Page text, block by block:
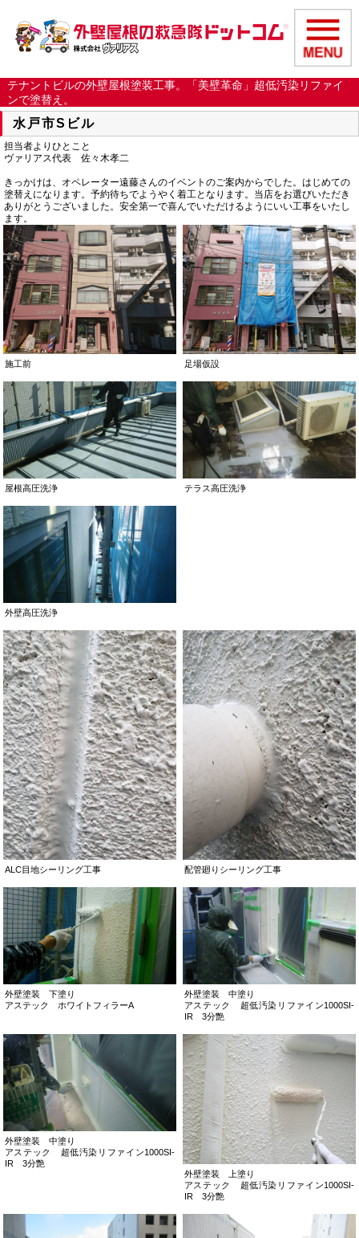
テナントビルの外壁屋根塗装工事。「美壁革命」超低汚染リファイ
ンで塗替え。
水戸市Sビル
担当者よりひとこと
ヴァリアス代表 佐々木孝二
きっかけは、オペレーター遠藤さんのイベントのご案内からでした。はじめての
塗替えになります。予約待ちでようやく着工となります。当店をお選びいただき
ありがとうございました。安全第一で喜んでいただけるようにいい工事をいたし
ます。
施工前 足場仮設
屋根高圧洗浄 テラス高圧洗浄
外壁高圧洗浄
ALC目地シーリング工事 配管廻りシーリング工事
外壁塗装 下塗り
アステック ホワイトフィラーA
外壁塗装 中塗り
アステック 超低汚染リファイン1000SI-
IR 3分艶
外壁塗装 中塗り
アステック 超低汚染リファイン1000SI-
IR 3分艶
外壁塗装 上塗り
アステック 超低汚染リファイン1000SI-
IR 3分艶